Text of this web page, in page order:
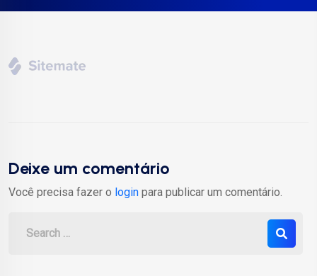
Deixe um comentário
Você precisa fazer o login para publicar um comentário.